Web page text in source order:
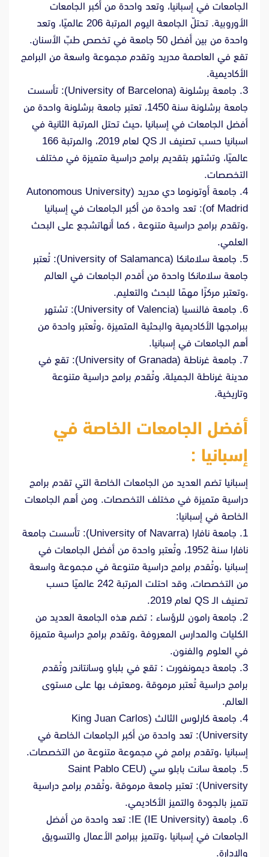
الجامعات في إسبانيا، وتعد واحدة من أكبر الجامعات
الأوروبية. تحتلّ الجامعة اليوم المرتبة 206 عالميًا، وتعد
واحدة من بين أفضل 50 جامعة في تخصص طبّ الأسنان.
تقع في العاصمة مدريد وتقدم مجموعة واسعة من البرامج
الأكاديمية.
3. جامعة برشلونة (University of Barcelona): تأسست
جامعة برشلونة سنة 1450، تعتبر جامعة برشلونة واحدة من
أفضل الجامعات في إسبانيا ،حيث تحتل المرتبة الثانية في
اسبانيا حسب تصنيف الـ QS لعام 2019، والمرتبة 166
عالميًا، وتشتهر بتقديم برامج دراسية متميزة في مختلف
التخصصات.
4. جامعة أوتونوما دي مدريد (Autonomous University
of Madrid): تعد واحدة من أكبر الجامعات في إسبانيا
،وتقدم برامج دراسية متنوعة ، كما أنهاتشجع على البحث
العلمي.
5. جامعة سلامانكا (University of Salamanca): تُعتبر
جامعة سلامانكا واحدة من أقدم الجامعات في العالم
،وتعتبر مركزًا مهمًا للبحث والتعليم.
6. جامعة فالنسيا (University of Valencia): تشتهر
ببرامجها الأكاديمية والبحثية المتميزة ،وتُعتبر واحدة من
أهم الجامعات في إسبانيا.
7. جامعة غرناطة (University of Granada): تقع في
مدينة غرناطة الجميلة، وتُقدم برامج دراسية متنوعة
وتاريخية.
أفضل الجامعات الخاصة في
إسبانيا :
إسبانيا تضم العديد من الجامعات الخاصة التي تقدم برامج
دراسية متميزة في مختلف التخصصات. ومن أهم الجامعات
الخاصة في إسبانيا:
1. جامعة نافارا (University of Navarra): تأسست جامعة
نافارا سنة 1952، وتُعتبر واحدة من أفضل الجامعات في
إسبانيا ،وتُقدم برامج دراسية متنوعة في مجموعة واسعة
من التخصصات، وقد احتلت المرتبة 242 عالميًا حسب
تصنيف الـ QS لعام 2019.
2. جامعة رامون للرؤساء : تضم هذه الجامعة العديد من
الكليات والمدارس المعروفة ،وتقدم برامج دراسية متميزة
في العلوم والفنون.
3. جامعة ديمونفورت : تقع في بلباو وسانتاندر وتُقدم
برامج دراسية تُعتبر مرموقة ،ومعترف بها على مستوى
العالم.
4. جامعة كارلوس الثالث (King Juan Carlos
University): تعد واحدة من أكبر الجامعات الخاصة في
إسبانيا ،وتقدم برامج في مجموعة متنوعة من التخصصات.
5. جامعة سانت بابلو سي (Saint Pablo CEU
University): تعتبر جامعة مرموقة ،وتُقدم برامج دراسية
تتميز بالجودة والتميز الأكاديمي.
6. جامعة IE (IE University): تعد واحدة من أفضل
الجامعات في إسبانيا ،وتتميز ببرامج الأعمال والتسويق
والإدارة.